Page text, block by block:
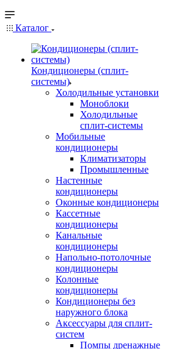
Каталог
Кондиционеры (сплит-
системы)
Холодильные установки
Моноблоки
Холодильные
сплит-системы
Мобильные
кондиционеры
Климатизаторы
Промышленные
Настенные
кондиционеры
Оконные кондиционеры
Кассетные
кондиционеры
Канальные
кондиционеры
Напольно-потолочные
кондиционеры
Колонные
кондиционеры
Кондиционеры без
наружного блока
Аксессуары для сплит-
систем
Помпы дренажные